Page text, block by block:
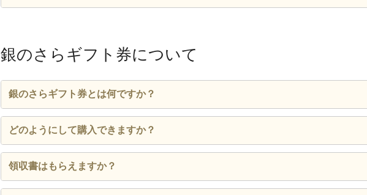
プロバイダ側で迷惑メールと認識され、ブロックされている場合もございます。
こちらから「会員登録をせずに注文へ進む」をクリックしてください。
※支払方法はキャッシュレス決済の他、株主ご優待券・銀のさらギフト券をご利用いただけ
※ご注文の変更・キャンセルをご希望の場合は、店舗までお電話でお問い合わせください。
合に選択いただけます。
※配達員は到着後、インターフォンもしくはドア越しに到着報告及び、商品の置き場所の確
※配達員は指定の場所に商品を置いた後立ち去りますので、すみやかに商品をお受け取り
閉じる
銀のさらギフト券について
銀のさらギフト券とは何ですか？
全国の銀のさら・釜寅・すし上等で、ご利用いただけるギフト券です。
どのようにして購入できますか？
過去13ヶ月以内に「銀のさら・釜寅・すし上等」でのご注文実積のあるお客様の
購入いただけます。
領収書はもらえますか？